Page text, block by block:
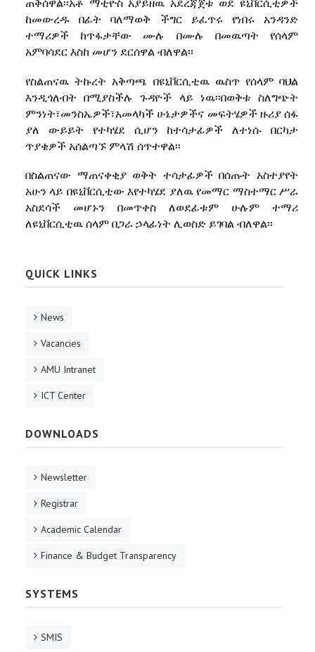
ጠቅሰዋል፡፡አቶ ማቲዮስ አያይዘዉ አደረጃጀቱ ወደ ዩኒቨርሲቲዎች
ከመውረዱ
በፊት ባለማወቅ ችግር ይፈጥሩ የነበሩ
አንዳንድ
ተማሪዎች
ከጥፋታቸው ሙሉ በሙሉ በመዉጣት
የሰላም
አምባሳደር እስከ መሆን ደርሰዋል ብለዋል፡፡
የስልጠናዉ ትኩረት አቅጣጫ በዩኒቨርሲቲዉ ዉስጥ የሰላም ባህል
እንዲጎለብት በሚያስችሉ ጉዳዮች ላይ ነዉ፡፡በወቅቱ ስለግጭት
ምንነት፣መንስኤዎች፣አመላካች ሁኔታዎችና መፍትሄዎች ዙሪያ ሰፋ
ያለ
ውይይት የተካሄደ ሲሆን ከተሳታፊዎች ለተነሱ
በርካታ
ጥያቄዎች አሰልጣኙ ምላሽ ሰጥተዋል፡፡
በስልጠናው ማጠናቀቂያ ወቅት ተሳታፊዎች በሰጡት አስተያየት
አሁን ላይ በዩኒቨርሲቲው እየተካሄደ ያለዉ የመማር ማስተማር ሥራ
አስደሳች
መሆኑን በመጥቀስ ለወደፊቱም ሁሉም
ተማሪ
ለዩኒቨርሲቲዉ ሰላም በጋራ ኃላፊነት ሊወስድ ይገባል ብለዋል፡፡
QUICK LINKS
News
Vacancies
AMU Intranet
ICT Center
DOWNLOADS
Newsletter
Registrar
Academic Calendar
Finance & Budget Transparency
SYSTEMS
SMIS